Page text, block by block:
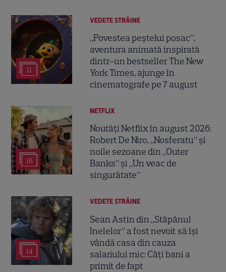
11
VEDETE STRĂINE
„Povestea peștelui posac”,
aventura animată inspirată
dintr-un bestseller The New
York Times, ajunge în
cinematografe pe 7 august
16
NETFLIX
Noutăți Netflix în august 2026:
Robert De Niro, „Nosferatu” și
noile sezoane din „Outer
Banks” și „Un veac de
singurătate”
14
VEDETE STRĂINE
Sean Astin din „Stăpânul
Inelelor” a fost nevoit să își
vândă casa din cauza
salariului mic: Câți bani a
primit de fapt